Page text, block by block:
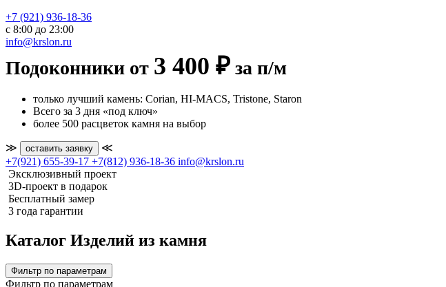
+7 (921) 936-18-36
с 8:00 до 23:00
info@krslon.ru
Подоконники от 3 400 ₽ за п/м
только лучший камень: Corian, HI-MACS, Tristone, Staron
Всего за 3 дня «под ключ»
более 500 расцветок камня на выбор
≫ оставить заявку
≪
+7(921) 655-39-17 +7(812) 936-18-36 info@krslon.ru
Эксклюзивный проект
3D-проект в подарок
Бесплатный замер
3 года гарантии
Каталог Изделий из камня
Фильтр по параметрам
Фильтр по параметрам